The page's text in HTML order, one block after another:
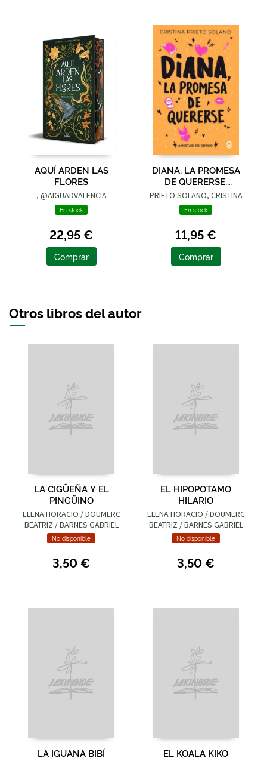
AQUÍ ARDEN LAS
FLORES
, @AIGUADVALENCIA
En stock
22,95 €
Comprar
DIANA, LA PROMESA
DE QUERERSE.
AMISTAD EN CURSO
PRIETO SOLANO, CRISTINA
En stock
11,95 €
Comprar
Otros libros del autor
LA CIGÜEÑA Y EL
PINGÜINO
ELENA HORACIO / DOUMERC
BEATRIZ / BARNES GABRIEL
No disponible
3,50 €
EL HIPOPOTAMO
HILARIO
ELENA HORACIO / DOUMERC
BEATRIZ / BARNES GABRIEL
No disponible
3,50 €
LA IGUANA BIBÍ EL KOALA KIKO